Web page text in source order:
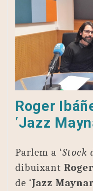
Roger
‘Jazz
Parlem a ‘Stock
dibuixant
de ‘Jazz